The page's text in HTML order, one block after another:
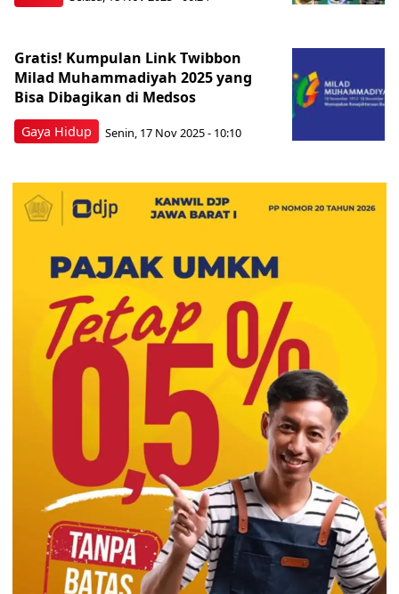
Gaya Hidup
Gratis! Kumpulan Link Twibbon
Milad Muhammadiyah 2025 yang
Bisa Dibagikan di Medsos
Senin, 17 Nov 2025 - 10:10